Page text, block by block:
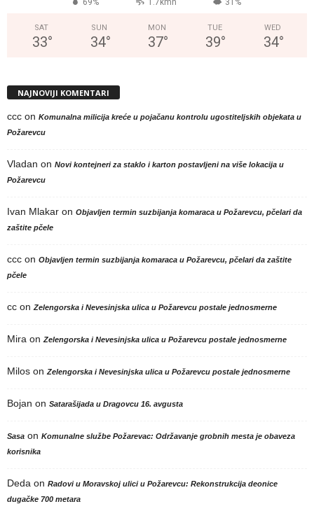
SAT
33°
SUN
34°
MON
37°
TUE
39°
WED
34°
NAJNOVIJI KOMENTARI
ccc on Komunalna milicija kreće u pojačanu kontrolu ugostiteljskih objekata u
Požarevcu
Vladan on Novi kontejneri za staklo i karton postavljeni na više lokacija u
Požarevcu
Ivan Mlakar on Objavljen termin suzbijanja komaraca u Požarevcu, pčelari da
zaštite pčele
ccc on Objavljen termin suzbijanja komaraca u Požarevcu, pčelari da zaštite
pčele
cc on Zelengorska i Nevesinjska ulica u Požarevcu postale jednosmerne
Mira on Zelengorska i Nevesinjska ulica u Požarevcu postale jednosmerne
Milos on Zelengorska i Nevesinjska ulica u Požarevcu postale jednosmerne
Bojan on Satarašijada u Dragovcu 16. avgusta
Sasa on Komunalne službe Požarevac: Održavanje grobnih mesta je obaveza
korisnika
Deda on Radovi u Moravskoj ulici u Požarevcu: Rekonstrukcija deonice
dugačke 700 metara